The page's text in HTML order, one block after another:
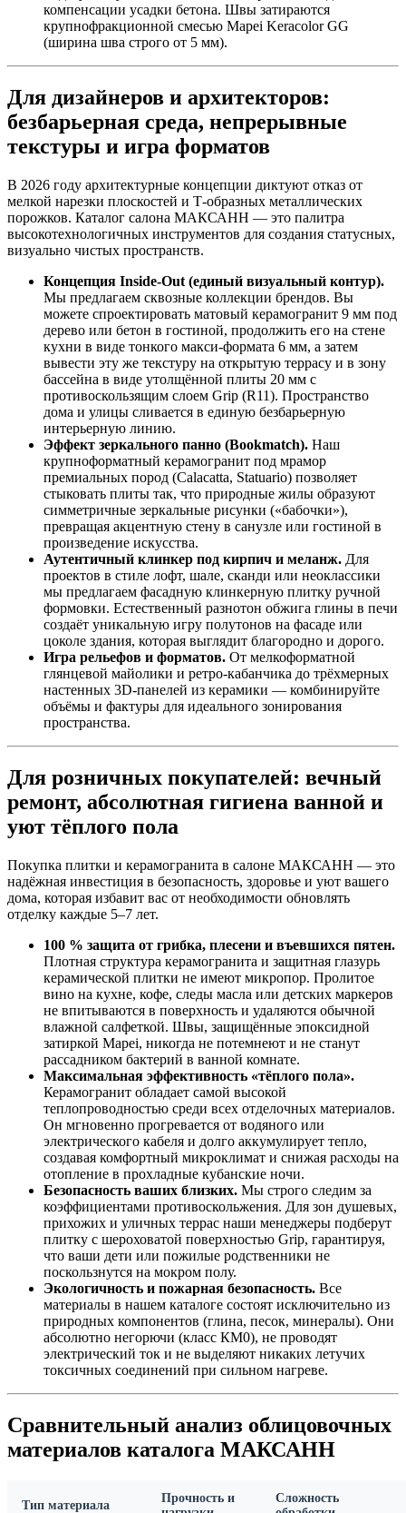
компенсации усадки бетона. Швы затираются
крупнофракционной смесью Mapei Keracolor GG
(ширина шва строго от 5 мм).
Для дизайнеров и архитекторов:
безбарьерная среда, непрерывные
текстуры и игра форматов
В 2026 году архитектурные концепции диктуют отказ от
мелкой нарезки плоскостей и Т‑образных металлических
порожков. Каталог салона МАКСАНН — это палитра
высокотехнологичных инструментов для создания статусных,
визуально чистых пространств.
Концепция Inside‑Out (единый визуальный контур).
Мы предлагаем сквозные коллекции брендов. Вы
можете спроектировать матовый керамогранит 9 мм под
дерево или бетон в гостиной, продолжить его на стене
кухни в виде тонкого макси‑формата 6 мм, а затем
вывести эту же текстуру на открытую террасу и в зону
бассейна в виде утолщённой плиты 20 мм с
противоскользящим слоем Grip (R11). Пространство
дома и улицы сливается в единую безбарьерную
интерьерную линию.
Эффект зеркального панно (Bookmatch). Наш
крупноформатный керамогранит под мрамор
премиальных пород (Calacatta, Statuario) позволяет
стыковать плиты так, что природные жилы образуют
симметричные зеркальные рисунки («бабочки»),
превращая акцентную стену в санузле или гостиной в
произведение искусства.
Аутентичный клинкер под кирпич и меланж. Для
проектов в стиле лофт, шале, сканди или неоклассики
мы предлагаем фасадную клинкерную плитку ручной
формовки. Естественный разнотон обжига глины в печи
создаёт уникальную игру полутонов на фасаде или
цоколе здания, которая выглядит благородно и дорого.
Игра рельефов и форматов. От мелкоформатной
глянцевой майолики и ретро‑кабанчика до трёхмерных
настенных 3D‑панелей из керамики — комбинируйте
объёмы и фактуры для идеального зонирования
пространства.
Для розничных покупателей: вечный
ремонт, абсолютная гигиена ванной и
уют тёплого пола
Покупка плитки и керамогранита в салоне МАКСАНН — это
надёжная инвестиция в безопасность, здоровье и уют вашего
дома, которая избавит вас от необходимости обновлять
отделку каждые 5–7 лет.
100 % защита от грибка, плесени и въевшихся пятен.
Плотная структура керамогранита и защитная глазурь
керамической плитки не имеют микропор. Пролитое
вино на кухне, кофе, следы масла или детских маркеров
не впитываются в поверхность и удаляются обычной
влажной салфеткой. Швы, защищённые эпоксидной
затиркой Mapei, никогда не потемнеют и не станут
рассадником бактерий в ванной комнате.
Максимальная эффективность «тёплого пола».
Керамогранит обладает самой высокой
теплопроводностью среди всех отделочных материалов.
Он мгновенно прогревается от водяного или
электрического кабеля и долго аккумулирует тепло,
создавая комфортный микроклимат и снижая расходы на
отопление в прохладные кубанские ночи.
Безопасность ваших близких. Мы строго следим за
коэффициентами противоскольжения. Для зон душевых,
прихожих и уличных террас наши менеджеры подберут
плитку с шероховатой поверхностью Grip, гарантируя,
что ваши дети или пожилые родственники не
поскользнутся на мокром полу.
Экологичность и пожарная безопасность. Все
материалы в нашем каталоге состоят исключительно из
природных компонентов (глина, песок, минералы). Они
абсолютно негорючи (класс КМ0), не проводят
электрический ток и не выделяют никаких летучих
токсичных соединений при сильном нагреве.
Сравнительный анализ облицовочных
материалов каталога МАКСАНН
Тип материала
Прочность и
Сложность